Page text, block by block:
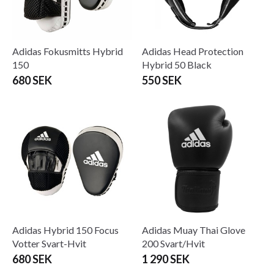
Adidas Fokusmitts Hybrid
150
680 SEK
Adidas Head Protection
Hybrid 50 Black
550 SEK
Adidas Hybrid 150 Focus
Votter Svart-Hvit
680 SEK
Adidas Muay Thai Glove
200 Svart/Hvit
1 290 SEK